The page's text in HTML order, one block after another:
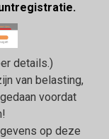
details.)
van belasting,
voordat
op deze